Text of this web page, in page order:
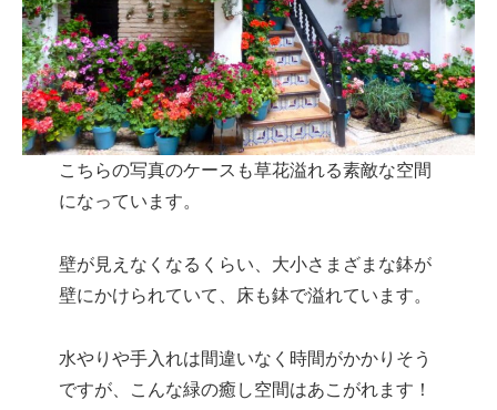
こちらの写真のケースも草花溢れる素敵な空間
になっています。
壁が見えなくなるくらい、大小さまざまな鉢が
壁にかけられていて、床も鉢で溢れています。
水やりや手入れは間違いなく時間がかかりそう
ですが、こんな緑の癒し空間はあこがれます！